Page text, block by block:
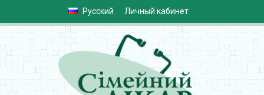
Русский Личный кабинет